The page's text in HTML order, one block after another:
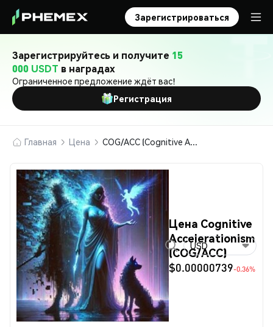
Зарегистрироваться
Зарегистрируйтесь и получите 15
000 USDT в наградах
Ограниченное предложение ждёт вас!
Регистрация
Главная Цена COG/ACC (Cognitive Accelerationism)
Цена Cognitive
Accelerationism
(COG/ACC)
$0.00000739-0.36%
USD